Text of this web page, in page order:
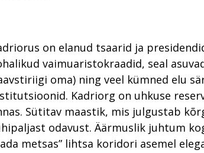
on elanud tsaarid ja
vaimuaristokraadid, seal
oma) ning veel kümned elu
Kadriorg on uhkuse
Sütitav maastik, mis julgustab
odavust. Äärmuslik juhtum
metsas” lihtsa koridori asemel